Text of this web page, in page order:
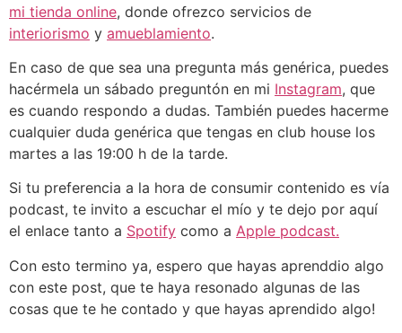
mi tienda online, donde ofrezco servicios de
interiorismo y amueblamiento.
En caso de que sea una pregunta más genérica, puedes
hacérmela un sábado preguntón en mi Instagram, que
es cuando respondo a dudas. También puedes hacerme
cualquier duda genérica que tengas en club house los
martes a las 19:00 h de la tarde.
Si tu preferencia a la hora de consumir contenido es vía
podcast, te invito a escuchar el mío y te dejo por aquí
el enlace tanto a Spotify como a Apple podcast.
Con esto termino ya, espero que hayas aprenddio algo
con este post, que te haya resonado algunas de las
cosas que te he contado y que hayas aprendido algo!